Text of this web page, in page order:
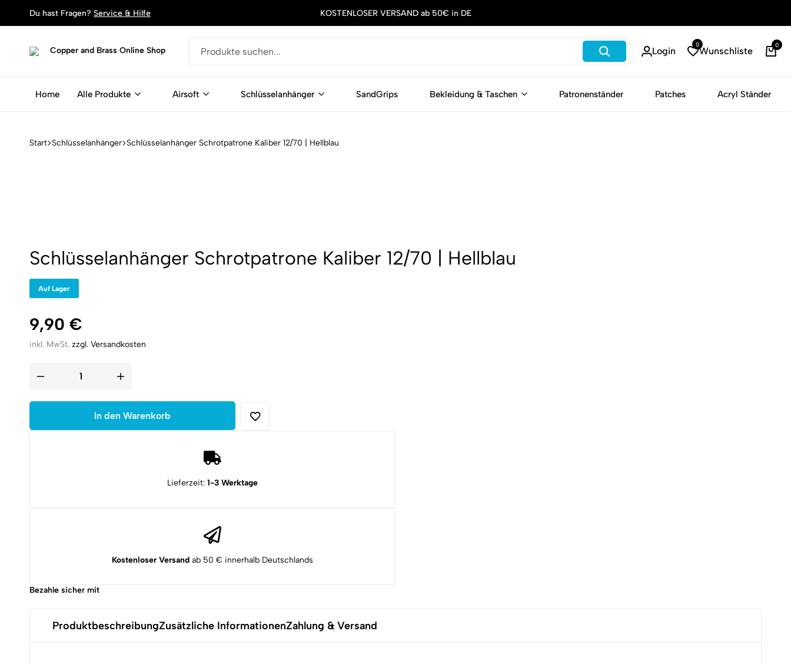
Du hast Fragen? Service & Hilfe KOSTENLOSER VERSAND ab 50€ in DE
Online
Schlüsselanhänger,
Magente
Login
0
Wunschliste
0
Home Alle Produkte Airsoft Schlüsselanhänger SandGrips Bekleidung & Taschen Patronenständer Patches Acryl Ständer
Start Schlüsselanhänger Schlüsselanhänger Schrotpatrone Kaliber 12/70 | Hellblau
Schlüsselanhänger Schrotpatrone Kaliber 12/70 | Hellblau
Auf Lager
9,90 €
inkl. MwSt. zzgl. Versandkosten
Schlüsselanhänger
12/70
Menge
In den Warenkorb
Lieferzeit: 1-3 Werktage
Kostenloser Versand ab 50 € innerhalb Deutschlands
Bezahle sicher mit
ProduktbeschreibungZusätzliche InformationenZahlung & Versand